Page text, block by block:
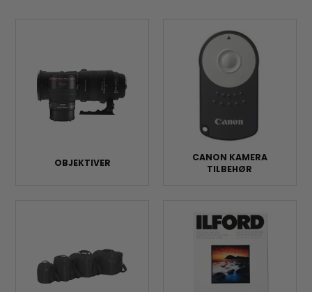
OBJEKTIVER
CANON KAMERA
TILBEHØR